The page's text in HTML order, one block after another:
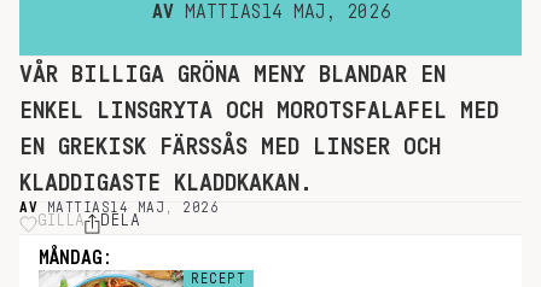
AV MATTIAS 14 MAJ, 2026
VÅR BILLIGA GRÖNA MENY BLANDAR EN
ENKEL LINSGRYTA OCH MOROTSFALAFEL MED
EN GREKISK FÄRSSÅS MED LINSER OCH
KLADDIGASTE KLADDKAKAN.
AV MATTIAS14 MAJ, 2026
GILLA DELA
MÅNDAG:
RECEPT